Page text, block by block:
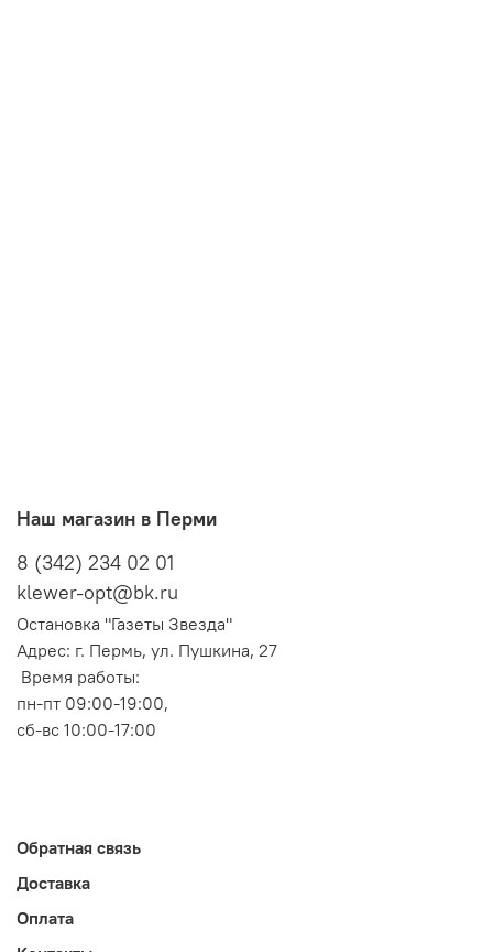
Наш магазин в Перми
8 (342) 234 02 01
klewer-opt@bk.ru
Остановка "Газеты Звезда"
Адрес: г. Пермь, ул. Пушкина, 27
Время работы:
пн-пт 09:00-19:00,
сб-вс 10:00-17:00
Обратная связь
Доставка
Оплата